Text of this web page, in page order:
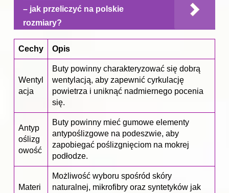
– jak przeliczyć na polskie
rozmiary?
Cechy Opis
Wentyl
acja
Buty powinny charakteryzować się dobrą
wentylacją, aby zapewnić cyrkulację
powietrza i uniknąć nadmiernego pocenia
się.
Antyp
oślizg
owość
Buty powinny mieć gumowe elementy
antypoślizgowe na podeszwie, aby
zapobiegać poślizgnięciom na mokrej
podłodze.
Materi
Możliwość wyboru spośród skóry
naturalnej, mikrofibry oraz syntetyków jak